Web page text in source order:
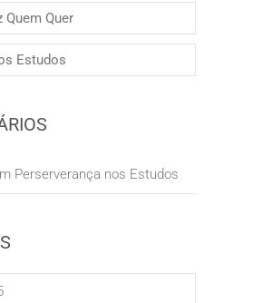
Quem Quer
Estudos
Perserverança nos Estudos